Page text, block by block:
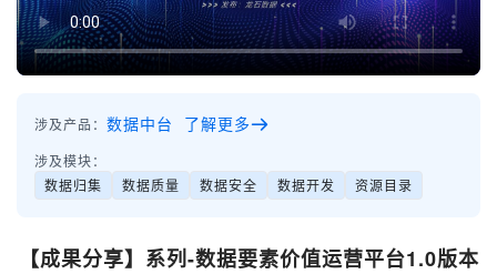
涉及产品： 数据中台 了解更多
涉及模块：
数据归集
数据质量 数据安全 数据开发 资源目录
【成果分享】系列-数据要素价值运营平台1.0版本